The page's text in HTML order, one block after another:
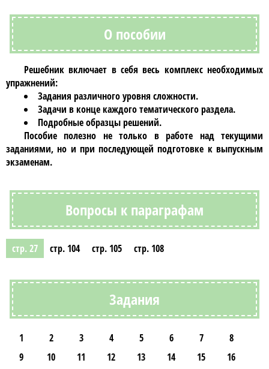
О пособии
Решебник включает в себя весь комплекс необходимых
упражнений:
Задания различного уровня сложности.
Задачи в конце каждого тематического раздела.
Подробные образцы решений.
Пособие полезно не только в работе над текущими
заданиями, но и при последующей подготовке к выпускным
экзаменам.
Вопросы к параграфам
стр. 27 стр. 104 стр. 105 стр. 108
Задания
1 2 3 4 5 6 7
8
9
10 11 12 13 14 15
16